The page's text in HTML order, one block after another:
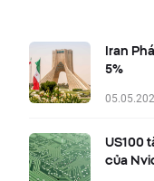
Iran
5%
US100
của